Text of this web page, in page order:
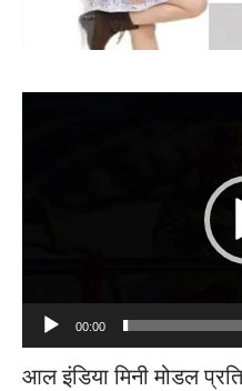
00:00
आल इंडिया मिनी मोडल